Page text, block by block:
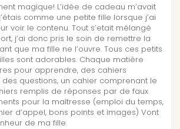
magique! L’idée de cadeau m’avait
comme une petite fille lorsque j’ai
voir le contenu. Tout s’etait mélangé
j’ai donc pris le soin de remettre la
que ma fille ne l’ouvre. Tous ces petits
sont adorables. Chaque matière
pour apprendre, des cahiers
des questions, un cahier comprenant le
remplis de réponses par de faux
pour la maîtresse (emploi du temps,
d’appel, bons points et images) Vont
de ma fille.